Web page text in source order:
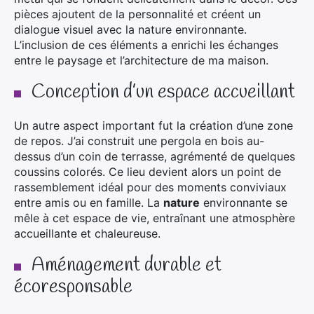
pièces ajoutent de la personnalité et créent un
dialogue visuel avec la nature environnante.
L’inclusion de ces éléments a enrichi les échanges
entre le paysage et l’architecture de ma maison.
Conception d’un espace accueillant
Un autre aspect important fut la création d’une zone
de repos. J’ai construit une pergola en bois au-
dessus d’un coin de terrasse, agrémenté de quelques
coussins colorés. Ce lieu devient alors un point de
rassemblement idéal pour des moments conviviaux
entre amis ou en famille. La nature environnante se
mêle à cet espace de vie, entraînant une atmosphère
accueillante et chaleureuse.
Aménagement durable et
écoresponsable